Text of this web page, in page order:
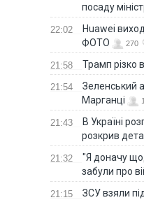
посаду
22:02
Huawei
ФОТО
270
21:58 Трамп різко
21:54
Зеленський
Марганці
21:43
В Україні
розкрив
21:32
"Я доначу
забули про
21:15
ЗСУ взяли